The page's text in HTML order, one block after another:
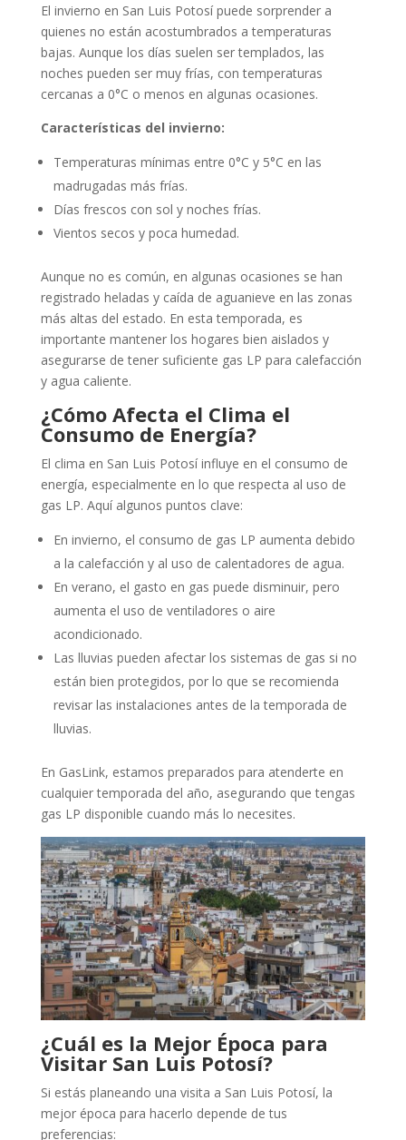
El invierno en San Luis Potosí puede sorprender a
quienes no están acostumbrados a temperaturas
bajas. Aunque los días suelen ser templados, las
noches pueden ser muy frías, con temperaturas
cercanas a 0°C o menos en algunas ocasiones.
Características del invierno:
Temperaturas mínimas entre 0°C y 5°C en las
madrugadas más frías.
Días frescos con sol y noches frías.
Vientos secos y poca humedad.
Aunque no es común, en algunas ocasiones se han
registrado heladas y caída de aguanieve en las zonas
más altas del estado. En esta temporada, es
importante mantener los hogares bien aislados y
asegurarse de tener suficiente gas LP para calefacción
y agua caliente.
¿Cómo Afecta el Clima el
Consumo de Energía?
El clima en San Luis Potosí influye en el consumo de
energía, especialmente en lo que respecta al uso de
gas LP. Aquí algunos puntos clave:
En invierno, el consumo de gas LP aumenta debido
a la calefacción y al uso de calentadores de agua.
En verano, el gasto en gas puede disminuir, pero
aumenta el uso de ventiladores o aire
acondicionado.
Las lluvias pueden afectar los sistemas de gas si no
están bien protegidos, por lo que se recomienda
revisar las instalaciones antes de la temporada de
lluvias.
En GasLink, estamos preparados para atenderte en
cualquier temporada del año, asegurando que tengas
gas LP disponible cuando más lo necesites.
¿Cuál es la Mejor Época para
Visitar San Luis Potosí?
Si estás planeando una visita a San Luis Potosí, la
mejor época para hacerlo depende de tus
preferencias: